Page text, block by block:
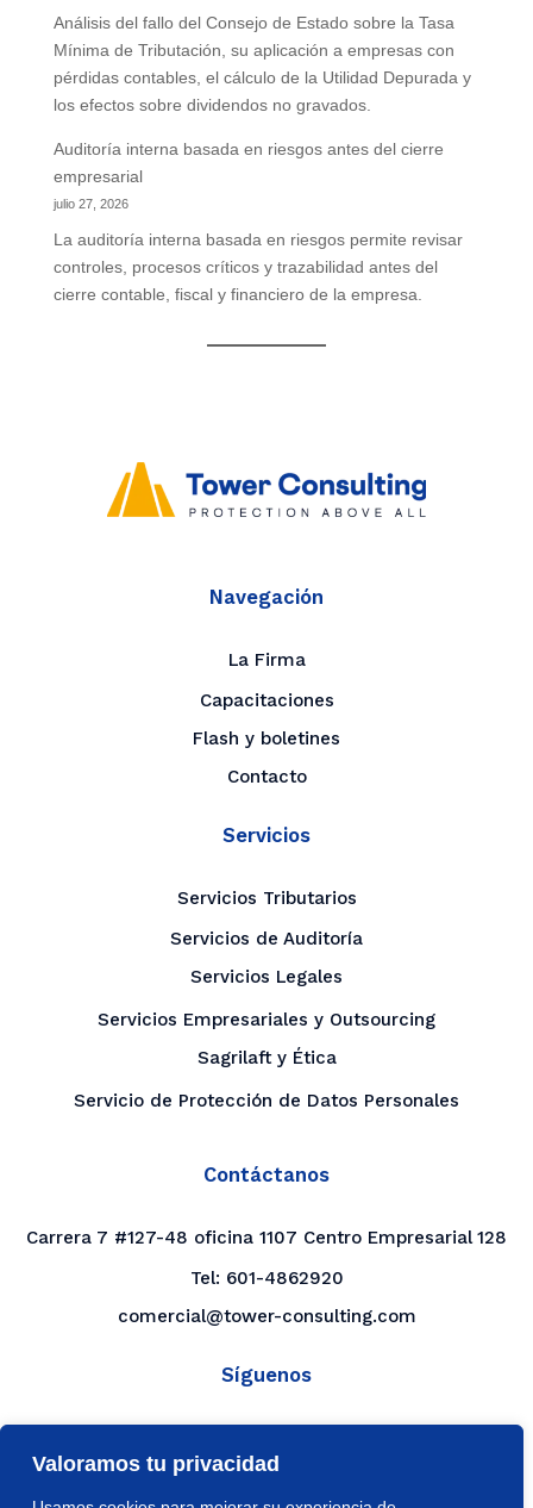
Valoramos tu privacidad
Análisis del fallo del Consejo de Estado sobre la Tasa
Mínima de Tributación, su aplicación a empresas con
pérdidas contables, el cálculo de la Utilidad Depurada y
los efectos sobre dividendos no gravados.
Auditoría interna basada en riesgos antes del cierre
empresarial
julio 27, 2026
La auditoría interna basada en riesgos permite revisar
controles, procesos críticos y trazabilidad antes del
cierre contable, fiscal y financiero de la empresa.
Navegación
La Firma
Capacitaciones
Flash y boletines
Contacto
Servicios
Servicios Tributarios
Servicios de Auditoría
Servicios Legales
Servicios Empresariales y Outsourcing
Sagrilaft y Ética
Servicio de Protección de Datos Personales
Contáctanos
Carrera 7 #127-48 oficina 1107 Centro Empresarial 128
Tel: 601-4862920
comercial@tower-consulting.com
Síguenos
YouTube